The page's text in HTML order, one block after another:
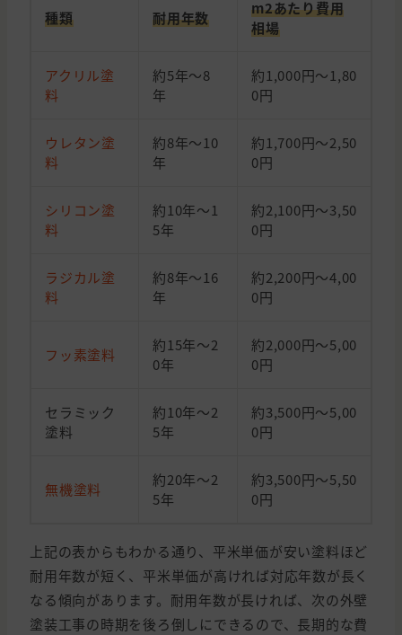
種類 耐用年数
m2あたり費用
相場
アクリル塗
料
約5年～8
年
約1,000円～1,80
0円
ウレタン塗
料
約8年～10
年
約1,700円～2,50
0円
シリコン塗
料
約10年～1
5年
約2,100円～3,50
0円
ラジカル塗
料
約8年～16
年
約2,200円～4,00
0円
フッ素塗料
約15年～2
0年
約2,000円～5,00
0円
セラミック
塗料
約10年～2
5年
約3,500円～5,00
0円
無機塗料
約20年～2
5年
約3,500円～5,50
0円
上記の表からもわかる通り、平米単価が安い塗料ほど
耐用年数が短く、平米単価が高ければ対応年数が長く
なる傾向があります。耐用年数が長ければ、次の外壁
塗装工事の時期を後ろ倒しにできるので、長期的な費